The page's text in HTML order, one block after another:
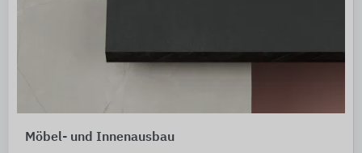
Möbel- und Innenausbau